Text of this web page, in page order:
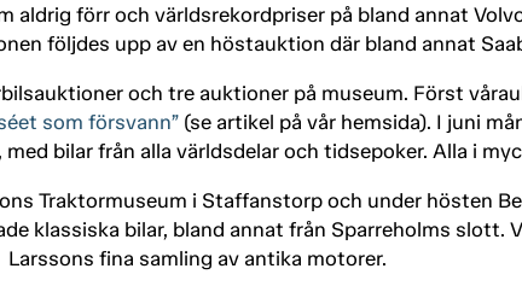
aldrig förr och världsrekordpriser på bland annat
följdes upp av en höstauktion där bland annat
och tre auktioner på museum. Först
som försvann”(se artikel på vår hemsida). I juni
med bilar från alla världsdelar och tidsepoker. Alla i
Traktormuseum i Staffanstorp och under hösten
klassiska bilar, bland annat från Sparreholms slott.
Larssons fina samling av antika motorer.